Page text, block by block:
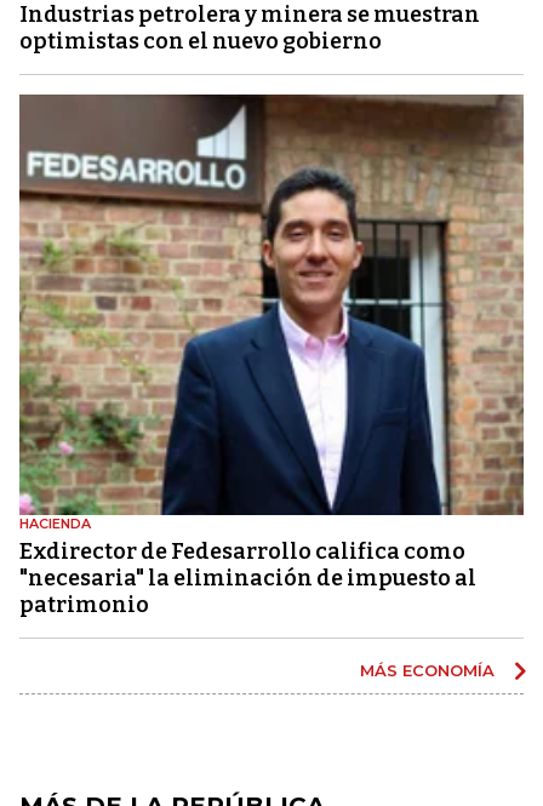
Industrias petrolera y minera se muestran
optimistas con el nuevo gobierno
HACIENDA
Exdirector de Fedesarrollo califica como
"necesaria" la eliminación de impuesto al
patrimonio
MÁS ECONOMÍA